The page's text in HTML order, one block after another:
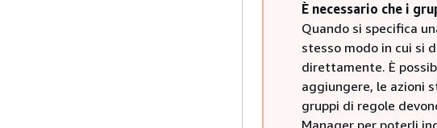
È necessario che i
Quando si specifica
stesso modo in cui si
direttamente. È
aggiungere, le azioni
gruppi di regole
Manager per poterli